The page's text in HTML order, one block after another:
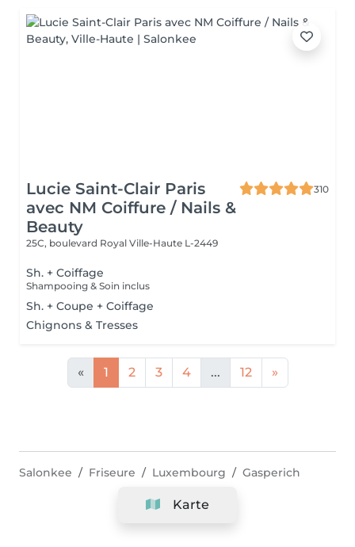
Lucie Saint-Clair Paris
avec NM Coiffure / Nails &
Beauty
310
25C, boulevard Royal Ville-Haute L-2449
Sh. + Coiffage
Shampooing & Soin inclus
Sh. + Coupe + Coiffage
Chignons & Tresses
« 1 2 3 4 ... 12 »
Karte
Salonkee Friseure Luxembourg Gasperich